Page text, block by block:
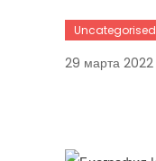
Uncategorised
29 марта 2022